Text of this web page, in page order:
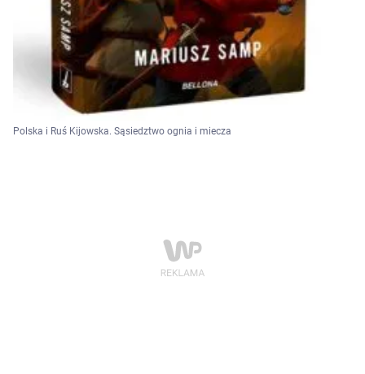
Polska i Ruś Kijowska. Sąsiedztwo ognia i miecza